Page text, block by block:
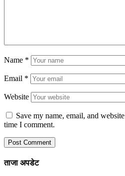
Name *
Email *
Website
Save my name, email, and
time I comment.
ताजा अपडेट